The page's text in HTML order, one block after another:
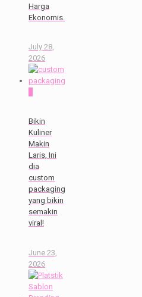
Harga
Ekonomis.
July 28,
2026
Bikin
Kuliner
Makin
Laris, Ini
dia
custom
packaging
yang bikin
semakin
viral!
June 23,
2026